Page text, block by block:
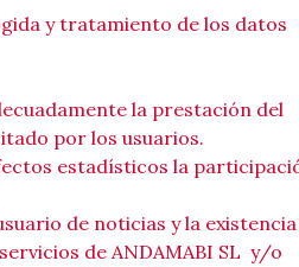
y tratamiento de los datos
la prestación del
por los usuarios.
estadísticos la
de noticias y la
de ANDAMABI SL y/o